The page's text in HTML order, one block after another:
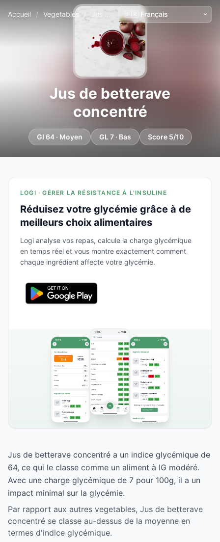
Accueil / Vegetables
Jus de betterave
concentré
GI 64 · Moyen GL 7 · Bas Score 5/10
LOGI · GÉRER LA RÉSISTANCE À L'INSULINE
Réduisez votre glycémie grâce à de
meilleurs choix alimentaires
Logi analyse vos repas, calcule la charge glycémique
en temps réel et vous montre exactement comment
chaque ingrédient affecte votre glycémie.
Jus de betterave concentré a un indice glycémique de
64, ce qui le classe comme un aliment à IG modéré.
Avec une charge glycémique de 7 pour 100g, il a un
impact minimal sur la glycémie.
Par rapport aux autres vegetables, Jus de betterave
concentré se classe au-dessus de la moyenne en
termes d'indice glycémique.